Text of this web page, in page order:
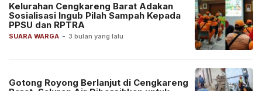
SUARA WARGA - 3 bulan yang lalu
Kelurahan Cengkareng Barat Adakan
Sosialisasi Ingub Pilah Sampah Kepada
PPSU dan RPTRA
Gotong Royong Berlanjut di Cengkareng